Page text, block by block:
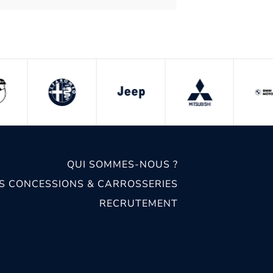
QUI SOMMES-NOUS ?
CONCESSIONS & CARROSSERIES
RECRUTEMENT